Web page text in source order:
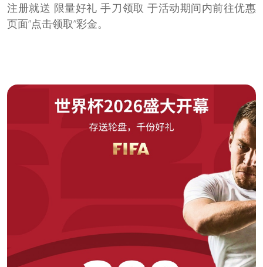
注册就送 限量好礼 手刀领取 于活动期间内前往优惠
页面”点击领取”彩金。